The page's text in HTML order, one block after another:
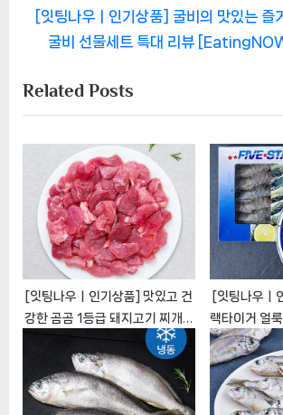
색
v
u
s
P
s
t
:
N
t
P
o
t
[잇팅나우ㅣ인기상품] 굴비의 맛있는 즐
굴비 선물세트 특대 리뷰
Related Posts
[잇팅나우ㅣ인기상품] 맛있고 건
강한 곰곰 1등급 돼지고기 찌개용
[EatingNOWㅣ추천상품]
[잇팅나우ㅣ
랙타이거 얼
하게 하세요